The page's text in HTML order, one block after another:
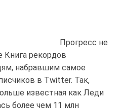
Прогресс не
Книга рекордов
набравшим самое
в Twitter. Так,
известная как Леди
более чем 11 млн